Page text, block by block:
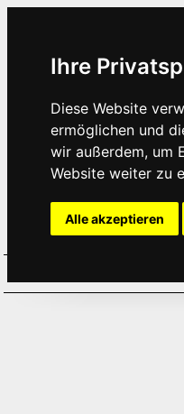
Ihre
Diese Website
ermöglichen und
wir außerdem, um
Website weiter zu
Alle akzeptieren